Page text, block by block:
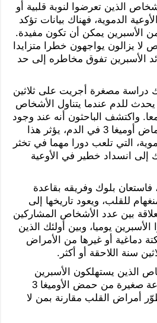
الذين تعرضوا لنوبة قلبية أو
الدموية، فهناك بيانات تؤكد
الأسبرين يمكن أن تكون مفيدة.
لا يزالون يواجهون خطرا متزايدا
الأسبرين تفوق مخاطره إلى حد
نشر بلوك دراسة مصغرة أجريت على ثلاثين
للدم عندما يتناول الأشخاص
واكتشف الباحثون أنه عند وجود
مستويات معتدلة من أحماض أوميغا 3 في الدم، يؤثر هذا
التي تلعب دورا مهما في تخثر
إلى انسداد خطير في الأوعية
فاستعان بلوك وفريقه بقاعدة
للقلب، ويعود تاريخها إلى
في العلاقة بين عدد الأشخاص المشاركين
الأسبرين يوميا، وبين أولئك الذين
دماغية أو غيرها من الأمراض
سنة اللاحقة أو أكثر.
الذين يستهلكون الأسبرين
يوميا، ويتناولون أيضا جرعة صغيرة من حمض الأوميغا 3
أمراض القلب مقارنة بمن لا